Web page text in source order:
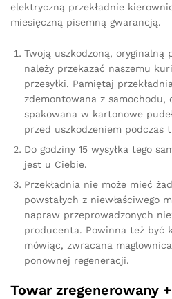
elektryczną przekładnie
miesięczną pisemną gwarancją.
Twoją uszkodzoną, oryginalną
należy przekazać naszemu
przesyłki. Pamiętaj
zdemontowana z samochodu,
spakowana w kartonowe
przed uszkodzeniem podczas
Do godziny 15 wysyłka tego
jest u Ciebie.
Przekładnia nie może mieć
powstałych z niewłaściwego
napraw przeprowadzonych
producenta. Powinna też być
mówiąc, zwracana
ponownej regeneracji.
Towar zregenerowany